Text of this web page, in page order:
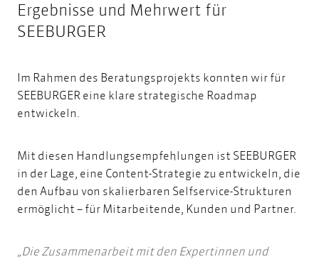
Ergebnisse und Mehrwert für
SEEBURGER
Im Rahmen des Beratungsprojekts konnten wir für
SEEBURGER eine klare strategische Roadmap
entwickeln.
Mit diesen Handlungsempfehlungen ist SEEBURGER
in der Lage, eine Content-Strategie zu entwickeln, die
den Aufbau von skalierbaren Selfservice-Strukturen
ermöglicht – für Mitarbeitende, Kunden und Partner.
Die Zusammenarbeit mit den Expertinnen und